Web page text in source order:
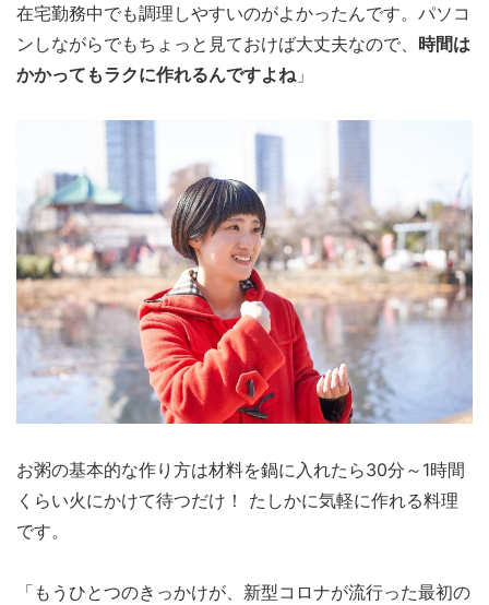
在宅勤務中でも調理しやすいのがよかったんです。パソコ
ンしながらでもちょっと見ておけば大丈夫なので、 時間は
かかってもラクに作れるんですよね 」
お粥の基本的な作り方は材料を鍋に入れたら30分～1時間
くらい火にかけて待つだけ！ たしかに気軽に作れる料理
です。
「もうひとつのきっかけが、新型コロナが流行った最初の